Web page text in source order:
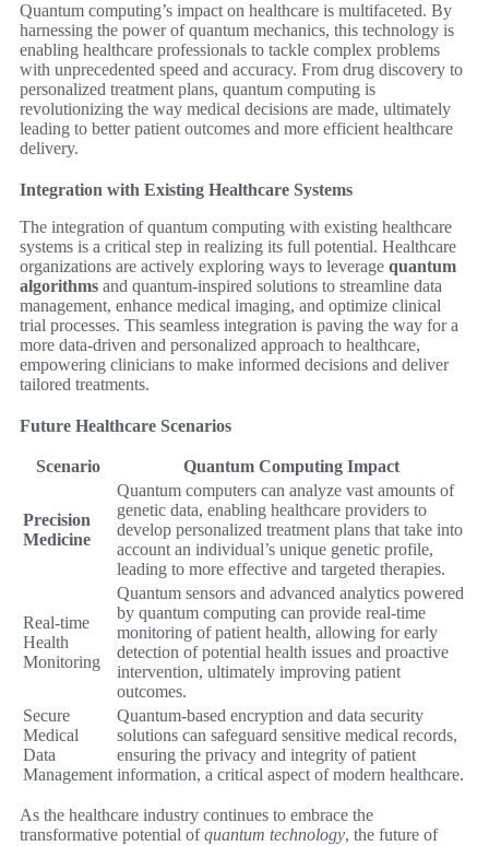
Quantum computing’s impact on healthcare is multifaceted. By
harnessing the power of quantum mechanics, this technology is
enabling healthcare professionals to tackle complex problems
with unprecedented speed and accuracy. From drug discovery to
personalized treatment plans, quantum computing is
revolutionizing the way medical decisions are made, ultimately
leading to better patient outcomes and more efficient healthcare
delivery.
Integration with Existing Healthcare Systems
The integration of quantum computing with existing healthcare
systems is a critical step in realizing its full potential. Healthcare
organizations are actively exploring ways to leverage quantum
algorithms and quantum-inspired solutions to streamline data
management, enhance medical imaging, and optimize clinical
trial processes. This seamless integration is paving the way for a
more data-driven and personalized approach to healthcare,
empowering clinicians to make informed decisions and deliver
tailored treatments.
Future Healthcare Scenarios
Scenario Quantum Computing Impact
Precision
Medicine
Quantum computers can analyze vast amounts of
genetic data, enabling healthcare providers to
develop personalized treatment plans that take into
account an individual’s unique genetic profile,
leading to more effective and targeted therapies.
Real-time
Health
Monitoring
Quantum sensors and advanced analytics powered
by quantum computing can provide real-time
monitoring of patient health, allowing for early
detection of potential health issues and proactive
intervention, ultimately improving patient
outcomes.
Secure
Medical
Data
Management
Quantum-based encryption and data security
solutions can safeguard sensitive medical records,
ensuring the privacy and integrity of patient
information, a critical aspect of modern healthcare.
As the healthcare industry continues to embrace the
transformative potential ofquantum technology, the future of